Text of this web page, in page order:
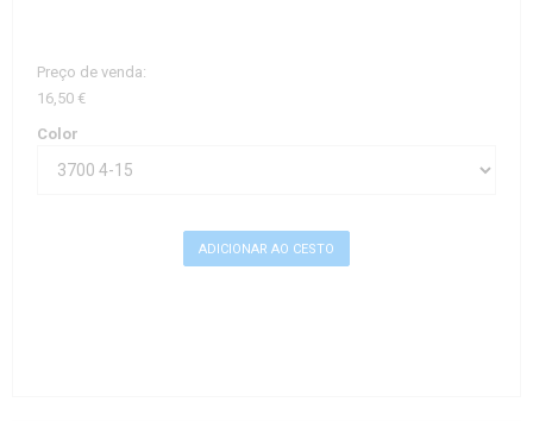
Preço de venda:
16,50 €
Color